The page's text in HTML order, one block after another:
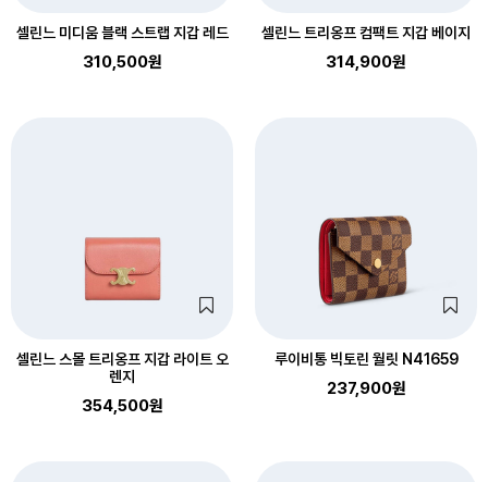
셀린느 미디움 블랙 스트랩 지갑 레드
310,500원
셀린느 트리옹프 컴팩트 지갑 베이지
314,900원
셀린느 스몰 트리옹프 지갑 라이트 오
렌지
354,500원
루이비통 빅토린 월릿 N41659
237,900원